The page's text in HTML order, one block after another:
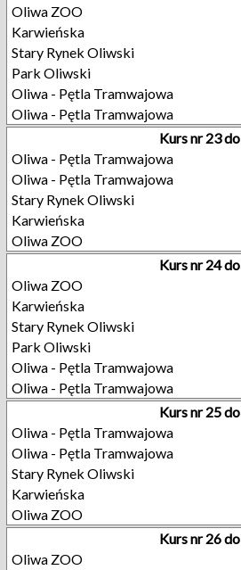
Oliwa ZOO
Karwieńska
Stary Rynek Oliwski
Park Oliwski
Oliwa - Pętla Tramwajowa
Oliwa - Pętla Tramwajowa
Kurs nr 23 do
Oliwa - Pętla Tramwajowa
Oliwa - Pętla Tramwajowa
Stary Rynek Oliwski
Karwieńska
Oliwa ZOO
Kurs nr 24 do
Oliwa ZOO
Karwieńska
Stary Rynek Oliwski
Park Oliwski
Oliwa - Pętla Tramwajowa
Oliwa - Pętla Tramwajowa
Kurs nr 25 do
Oliwa - Pętla Tramwajowa
Oliwa - Pętla Tramwajowa
Stary Rynek Oliwski
Karwieńska
Oliwa ZOO
Kurs nr 26 do
Oliwa ZOO